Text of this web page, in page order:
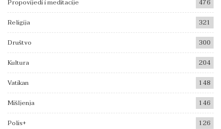
Propovijedi i meditacije
476
Religija
321
Društvo
300
Kultura
204
Vatikan
148
Mišljenja
146
Polis+
126